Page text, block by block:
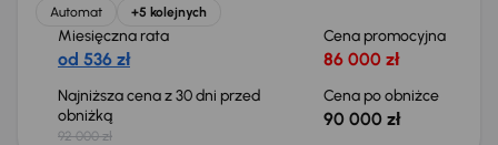
Automat
+5 kolejnych
Miesięczna rata
od 536 zł
Cena promocyjna
86 000 zł
Najniższa cena z 30 dni przed
obniżką
92 000 zł
Cena po obniżce
90 000 zł